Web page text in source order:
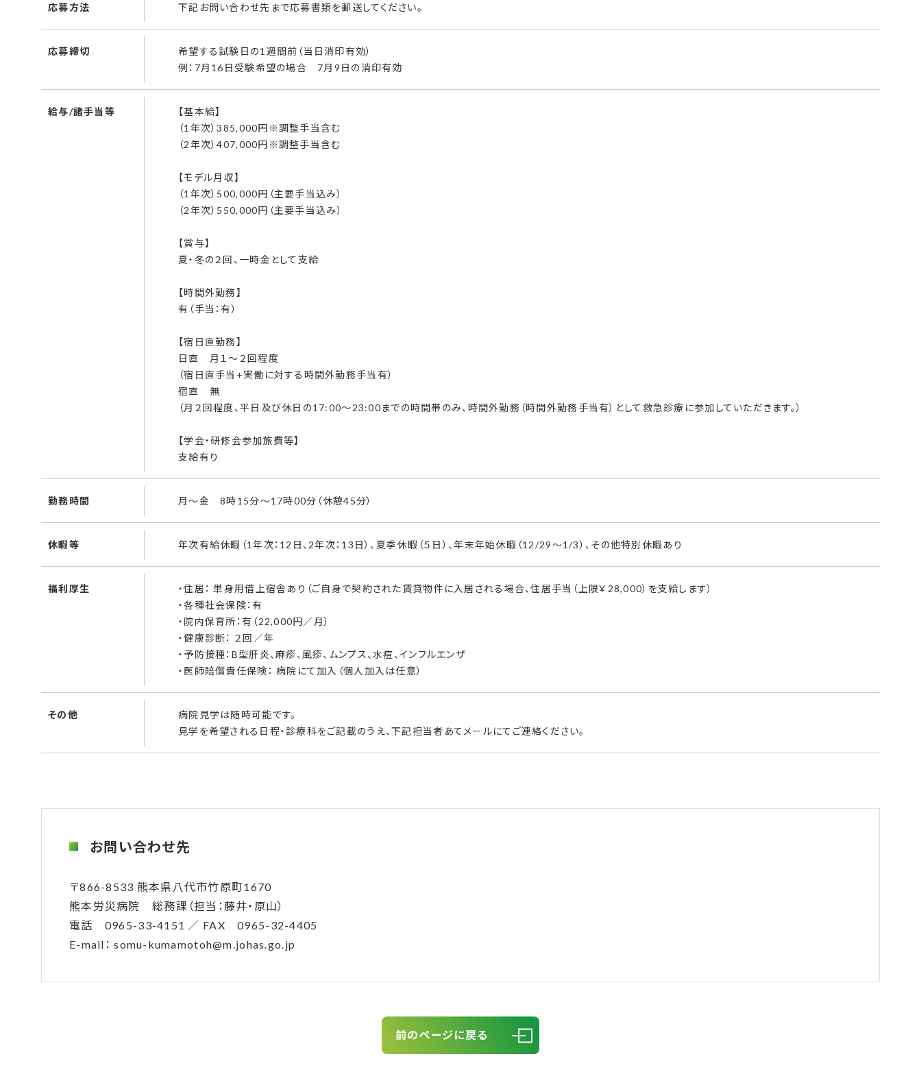
応募方法 下記お問い合わせ先まで応募書類を郵送してください。
応募締切
希望する試験日の1週間前（当日消印有効）
例：7月16日受験希望の場合 7月9日の消印有効
給与/諸手当等
【基本給】
（1年次）385,000円※調整手当含む
（2年次）407,000円※調整手当含む
【モデル月収】
（1年次）500,000円（主要手当込み）
（2年次）550,000円（主要手当込み）
【賞与】
夏・冬の２回、一時金として支給
【時間外勤務】
有（手当：有）
【宿日直勤務】
日直 月１～２回程度
（宿日直手当+実働に対する時間外勤務手当有）
宿直 無
（月２回程度、平日及び休日の17:00～23:00までの時間帯のみ、時間外勤務（時間外勤務手当有）として救急診療に参加していただきます。）
【学会・研修会参加旅費等】
支給有り
勤務時間 月～金 8時15分～17時00分（休憩45分）
休暇等 年次有給休暇（1年次：12日、2年次：13日）、夏季休暇（５日）、年末年始休暇（12/29～1/3）、その他特別休暇あり
福利厚生
・住居： 単身用借上宿舎あり（ご自身で契約された賃貸物件に入居される場合、住居手当（上限￥28,000）を支給します）
・各種社会保険：有
・院内保育所：有（22,000円／月）
・健康診断： ２回／年
・予防接種：B型肝炎、麻疹、風疹、ムンプス、水痘、インフルエンザ
・医師賠償責任保険： 病院にて加入（個人加入は任意）
その他
病院見学は随時可能です。
見学を希望される日程・診療科をご記載のうえ、下記担当者あてメールにてご連絡ください。
お問い合わせ先
〒866-8533 熊本県八代市竹原町1670
熊本労災病院 総務課（担当：藤井・原山）
電話 0965-33-4151 ／ FAX 0965-32-4405
E-mail： somu-kumamotoh@m.johas.go.jp
前のページに戻る